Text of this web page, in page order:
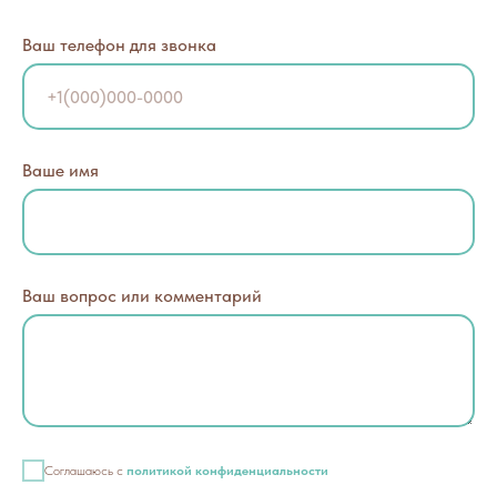
Ваш телефон для звонка
Ваше имя
Ваш вопрос или комментарий
Соглашаюсь с политикой конфиденциальности